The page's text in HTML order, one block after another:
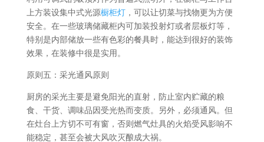
上方装设集中式光源橱柜灯，可以让切菜与找物更为方便
安全。在一些玻璃储藏柜内可加装投射灯或者层板灯等，
特别是内部储放一些有色彩的餐具时，能达到很好的装饰
效果，在装修中很是实用。
原则五：采光通风原则
厨房的采光主要是避免阳光的直射，防止室内贮藏的粮
食、干货、调味品因受光热而变质。另外，必须通风。但
在灶台上方切不可有窗，否则燃气灶具的火焰受风影响不
能稳定，甚至会被大风吹灭酿成大祸。